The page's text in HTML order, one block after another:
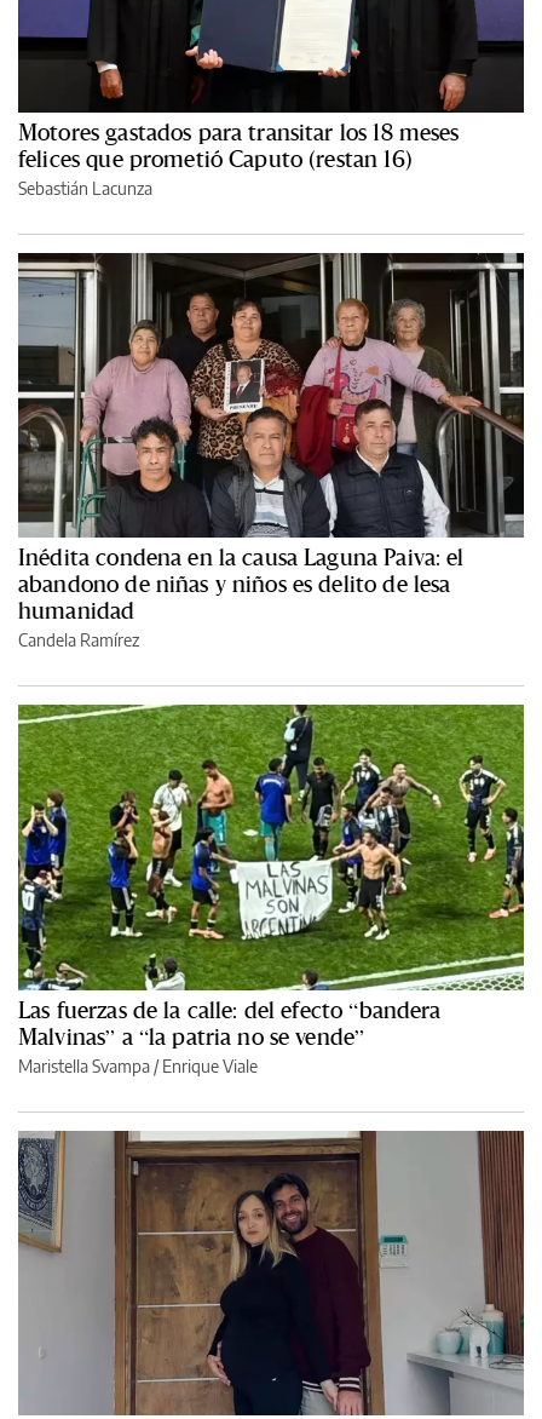
Motores gastados para transitar los 18 meses
felices que prometió Caputo (restan 16)
Sebastián Lacunza
Inédita condena en la causa Laguna Paiva: el
abandono de niñas y niños es delito de lesa
humanidad
Candela Ramírez
Las fuerzas de la calle: del efecto “bandera
Malvinas” a “la patria no se vende”
Maristella Svampa /Enrique Viale